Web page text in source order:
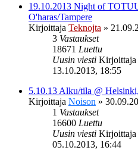
19.10.2013 Night of
O'haras/Tampere
Kirjoittaja Teknojta »
3 Vastaukset
18671 Luettu
Uusin viesti Kirjoittaja
13.10.2013, 18:55
5.10.13 Alku/tila @
Kirjoittaja Noison »
1 Vastaukset
16600 Luettu
Uusin viesti Kirjoittaja
05.10.2013, 16:44